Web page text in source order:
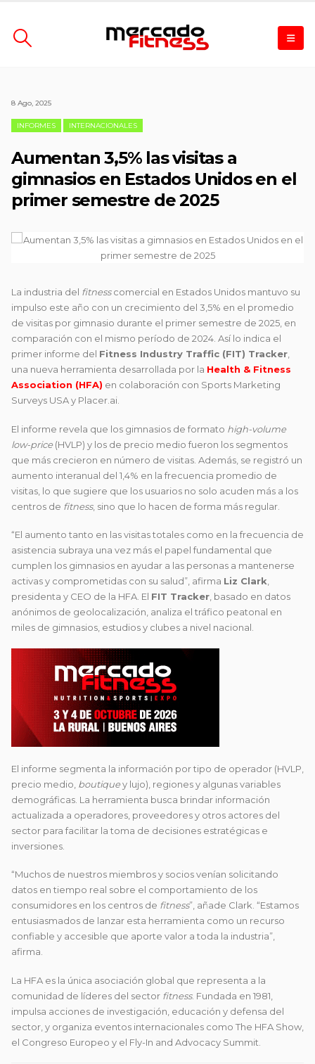
8 Ago, 2025
INFORMES INTERNACIONALES
Aumentan 3,5% las visitas a
gimnasios en Estados Unidos en el
primer semestre de 2025
La industria del fitnesscomercial en Estados Unidos mantuvo su
impulso este año con un crecimiento del 3,5% en el promedio
de visitas por gimnasio durante el primer semestre de 2025, en
comparación con el mismo período de 2024. Así lo indica el
primer informe del Fitness Industry Traffic (FIT) Tracker
una nueva herramienta desarrollada por la Health & Fitness
Association (HFA) en colaboración con Sports Marketing
Surveys USA y Placer.ai.
El informe revela que los gimnasios de formato high-volume
low-price(HVLP) y los de precio medio fueron los segmentos
que más crecieron en número de visitas. Además, se registró un
aumento interanual del 1,4% en la frecuencia promedio de
visitas, lo que sugiere que los usuarios no solo acuden más a los
centros de fitness, sino que lo hacen de forma más regular.
“El aumento tanto en las visitas totales como en la frecuencia de
asistencia subraya una vez más el papel fundamental que
cumplen los gimnasios en ayudar a las personas a mantenerse
activas y comprometidas con su salud”, afirma Liz Clark
presidenta y CEO de la HFA. El FIT Tracker , basado en datos
anónimos de geolocalización, analiza el tráfico peatonal en
miles de gimnasios, estudios y clubes a nivel nacional.
El informe segmenta la información por tipo de operador (HVLP,
precio medio, boutiquey lujo), regiones y algunas variables
demográficas. La herramienta busca brindar información
actualizada a operadores, proveedores y otros actores del
sector para facilitar la toma de decisiones estratégicas e
inversiones.
“Muchos de nuestros miembros y socios venían solicitando
datos en tiempo real sobre el comportamiento de los
consumidores en los centros de fitness”, añade Clark. “Estamos
entusiasmados de lanzar esta herramienta como un recurso
confiable y accesible que aporte valor a toda la industria”,
afirma.
La HFA es la única asociación global que representa a la
comunidad de líderes del sector fitness. Fundada en 1981,
impulsa acciones de investigación, educación y defensa del
sector, y organiza eventos internacionales como The HFA Show,
el Congreso Europeo y el Fly-In and Advocacy Summit.